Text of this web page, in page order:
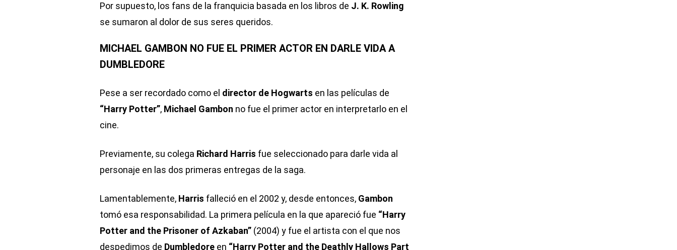
Por supuesto, los fans de la franquicia basada en los libros de J. K. Rowling
se sumaron al dolor de sus seres queridos.
MICHAEL GAMBON NO FUE EL PRIMER ACTOR EN DARLE VIDA A
DUMBLEDORE
Pese a ser recordado como el director de Hogwarts en las películas de
“Harry Potter”, Michael Gambon no fue el primer actor en interpretarlo en el
cine.
Previamente, su colega Richard Harris fue seleccionado para darle vida al
personaje en las dos primeras entregas de la saga.
Lamentablemente, Harris falleció en el 2002 y, desde entonces, Gambon
tomó esa responsabilidad. La primera película en la que apareció fue “Harry
Potter and the Prisoner of Azkaban” (2004) y fue el artista con el que nos
despedimos de Dumbledore en “Harry Potter and the Deathly Hallows Part